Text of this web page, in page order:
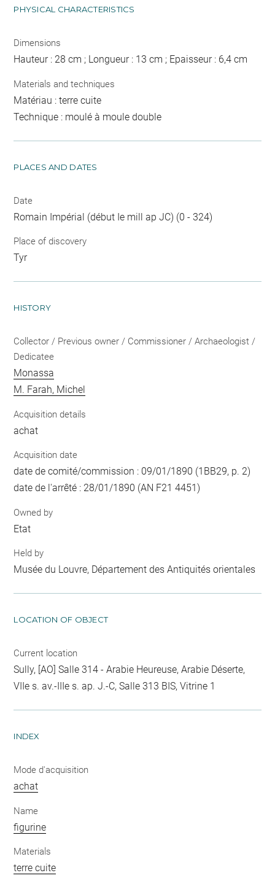
PHYSICAL CHARACTERISTICS
Dimensions
Hauteur : 28 cm ; Longueur : 13 cm ; Epaisseur : 6,4 cm
Materials and techniques
Matériau : terre cuite
Technique : moulé à moule double
PLACES AND DATES
Date
Romain Impérial (début Ie mill ap JC) (0 - 324)
Place of discovery
Tyr
HISTORY
Collector / Previous owner / Commissioner / Archaeologist /
Dedicatee
Monassa
M. Farah, Michel
Acquisition details
achat
Acquisition date
date de comité/commission : 09/01/1890 (1BB29, p. 2)
date de l'arrêté : 28/01/1890 (AN F21 4451)
Owned by
Etat
Held by
Musée du Louvre, Département des Antiquités orientales
LOCATION OF OBJECT
Current location
Sully, [AO] Salle 314 - Arabie Heureuse, Arabie Déserte,
VIIe s. av.-IIIe s. ap. J.-C, Salle 313 BIS, Vitrine 1
INDEX
Mode d'acquisition
achat
Name
figurine
Materials
terre cuite